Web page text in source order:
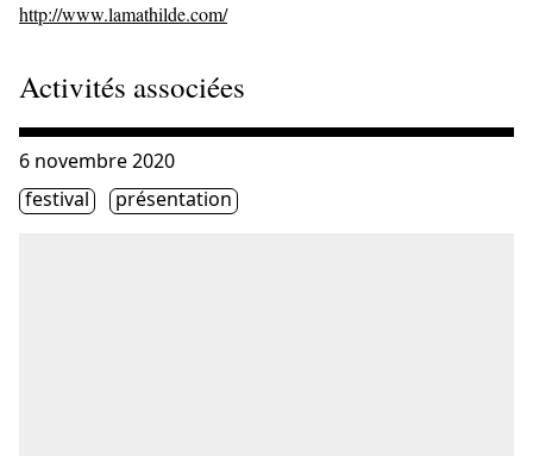
http://www.lamathilde.com/
Activités associées
Consulter « Perturbations écologiques : ralentir,
6 novembre 2020
Étiquette(s)
festival présentation